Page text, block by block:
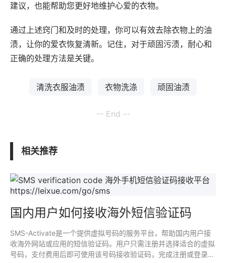
建议，也能帮助您更好地维护心爱的衣物。
通过上述窍门和及时的处理，你可以有效去除衣物上的油
渍，让你的爱衣恢复清新。记住，对于顽固污渍，耐心和
正确的处理方法是关键。
清洗衣服油渍 衣物洗涤 顽固油渍
-- End --
相关推荐
国内用户如何接收海外短信验证码
SMS-Activate是一个提供虚拟号码的服务平台，帮助国内用户接
收海外网站或应用的短信验证码。用户只需注册并选择适合的虚拟
号码，支付费用后即可使用该号码接收验证码，完成注册或登录操